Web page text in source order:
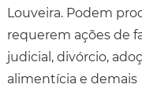
Louveira. Podem
requerem ações de
judicial, divórcio,
alimentícia e demais